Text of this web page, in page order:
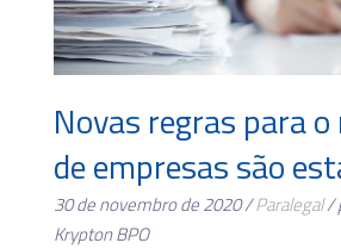
Novas regras para
de empresas são
30 de novembro de 2020 /Paralegal/
Krypton BPO